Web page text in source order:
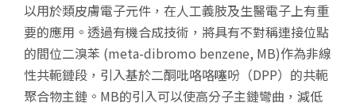
以用於類皮膚電子元件，在人工義肢及生醫電子上有重
要的應用。透過有機合成技術，將具有不對稱連接位點
的間位二溴苯 (meta-dibromo benzene, MB)作為非線
性共軛鏈段，引入基於二酮吡咯咯噻吩（DPP）的共軛
聚合物主鏈。MB的引入可以使高分子主鏈彎曲，減低